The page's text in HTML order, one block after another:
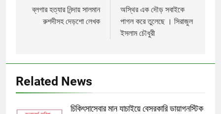
navigation
ব্লগার হত্যার নিন্দায় সালমান
রুশদীসহ দেড়শো লেখক
অস্থির এক দৌড় সবাইকে
পাগল করে তুলেছে । সিরাজুল
ইসলাম চৌধুরী
Related News
চিকিৎসাসেবার মান যাচাইয়ে বেসরকারি ডায়াগনস্টিক